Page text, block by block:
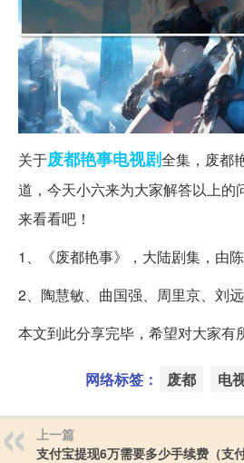
关于废都艳事电视剧全集，废都
道，今天小六来为大家解答以上的
来看看吧！
1、《废都艳事》，大陆剧集，由陈
2、陶慧敏、曲国强、周里京、刘远
本文到此分享完毕，希望对大家有
网络标签： 废都 电
上一篇
支付宝提现6万需要多少手续费（支